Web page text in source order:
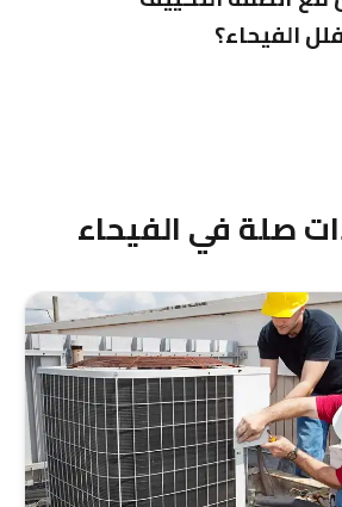
بأدوات التصليح الكاملة
الفيحاء؟
صلة في الفيحاء